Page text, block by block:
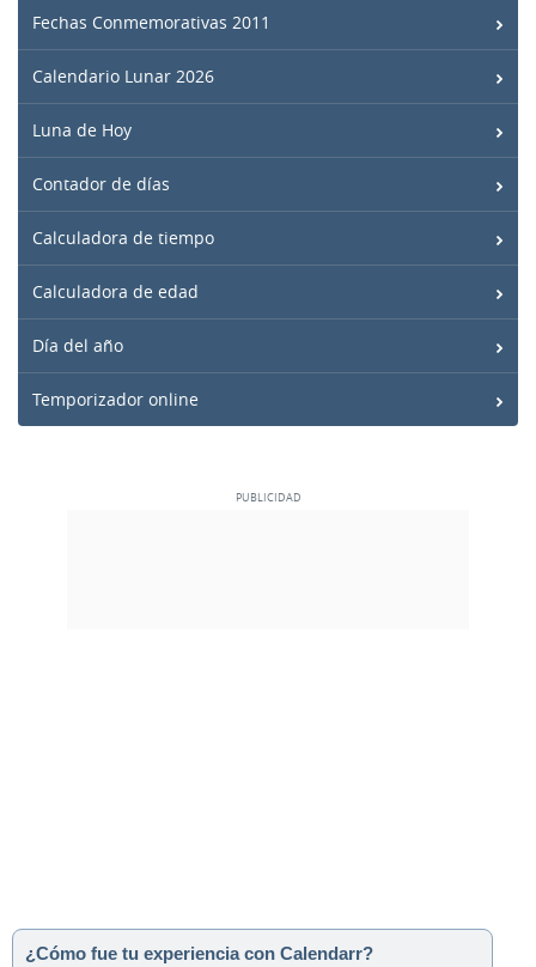
Fechas Conmemorativas 2011
Calendario Lunar 2026
Luna de Hoy
Contador de días
Calculadora de tiempo
Calculadora de edad
Día del año
Temporizador online
¿Cómo fue tu experiencia con Calendarr?